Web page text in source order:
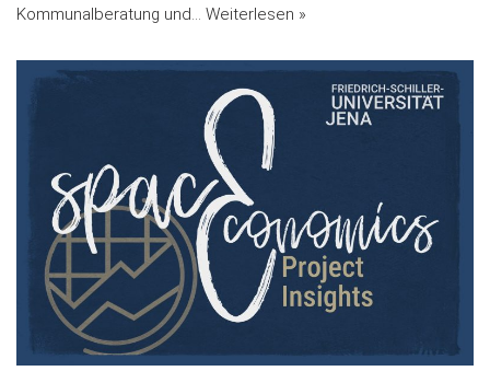
Kommunalberatung und… Weiterlesen »